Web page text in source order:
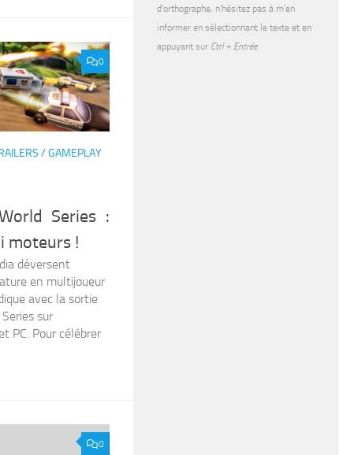
0
/ GAMEPLAY
Series :
moteurs !
déversent
en multijoueur
avec la sortie
sur
PC. Pour célébrer
0
d’orthographe, n'hésitez pas à m'en
informer en sélectionnant le texte et en
appuyant sur Ctrl + Entrée.